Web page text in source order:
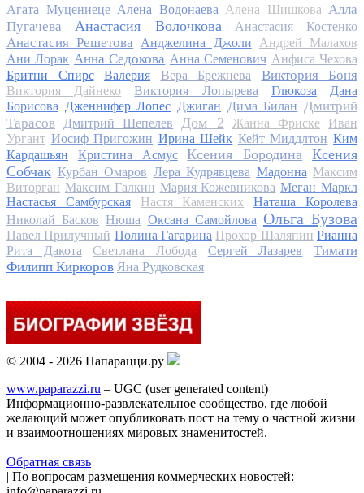
Агата Муцениеце Алена Водонаева Алена Шишкова Алла
Пугачева
Анастасия Волочкова Анастасия Костенко
Анастасия Решетова Анджелина Джоли
Андрей Малахов
Ани Лорак Анна Седокова Анна Семенович Анфиса Чехова
Бритни Спирс
Валерия Вера Брежнева Виктория Боня
Виктория Дайнеко Виктория Лопырева Глюкоза
Дана
Борисова Дженнифер Лопес Джиган Дима Билан Дмитрий
Тарасов
Дмитрий Шепелев Дом 2 Жанна Фриске
Иван
Ургант Иосиф Пригожин Ирина Шейк Кейт Миддлтон Ким
Кардашьян
Кристина Асмус Ксения Бородина
Ксения
Собчак Курбан Омаров Лера Кудрявцева Мадонна Максим
Виторган Максим Галкин Мария Кожевникова Меган Маркл
Настасья Самбурская
Настя Каменских
Наташа Королева
Николай Басков Нюша Оксана Самойлова Ольга Бузова
Павел Прилучный Полина Гагарина Прохор Шаляпин Рианна
Рита Дакота
Светлана Лобода Сергей Лазарев
Тимати
Филипп Киркоров Яна Рудковская
© 2004 - 2026 Папарацци.ру
www.paparazzi.ru – UGC (user generated content)
Информационно-развлекательное сообщество, где любой
желающий может опубликовать пост на тему о частной жизни
и взаимоотношениях мировых знаменитостей.
Обратная связь
| По вопросам размещения коммерческих новостей: